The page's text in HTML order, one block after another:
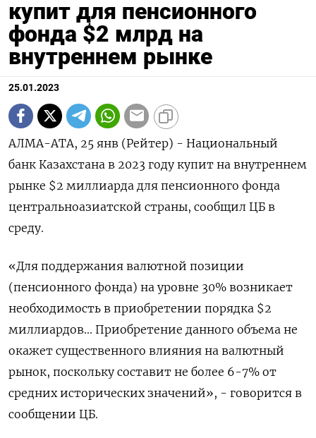
купит для пенсионного
фонда $2 млрд на
внутреннем рынке
25.01.2023
АЛМА-АТА, 25 янв (Рейтер) - Национальный
банк Казахстана в 2023 году купит на внутреннем
рынке $2 миллиарда для пенсионного фонда
центральноазиатской страны, сообщил ЦБ в
среду.
«Для поддержания валютной позиции
(пенсионного фонда) на уровне 30% возникает
необходимость в приобретении порядка $2
миллиардов... Приобретение данного объема не
окажет существенного влияния на валютный
рынок, поскольку составит не более 6-7% от
средних исторических значений», - говорится в
сообщении ЦБ.